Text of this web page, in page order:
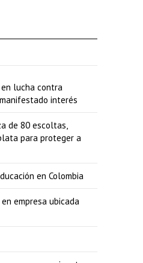
en lucha contra
interés
de 80 escoltas,
para proteger a
en Colombia
empresa ubicada